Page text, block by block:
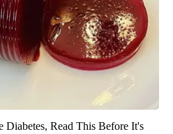
Read This Before It's